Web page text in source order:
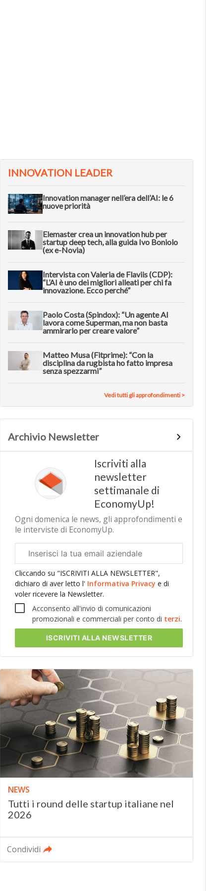
INNOVATION LEADER
Innovation manager nell’era dell’AI: le 6
nuove priorità
Elemaster crea un innovation hub per
startup deep tech, alla guida Ivo Boniolo
(ex e-Novia)
Intervista con Valeria de Flaviis (CDP):
“L’AI è uno dei migliori alleati per chi fa
innovazione. Ecco perché”
Paolo Costa (Spindox): “Un agente AI
lavora come Superman, ma non basta
ammirarlo per creare valore”
Matteo Musa (Fitprime): “Con la
disciplina da rugbista ho fatto impresa
senza spezzarmi”
Vedi tutti gli approfondimenti >
Archivio Newsletter
Iscriviti alla
newsletter
settimanale di
EconomyUp!
Ogni domenica le news, gli approfondimenti e
le interviste di EconomyUp.
aziendale
Cliccando su "ISCRIVITI ALLA NEWSLETTER",
dichiaro di aver letto l' Informativa Privacye di
voler ricevere la Newsletter.
Acconsento all'invio di comunicazioni
promozionali e commerciali per conto di terzi.
ISCRIVITI ALLA NEWSLETTER
NEWS
Tutti i round delle startup italiane nel
2026
Condividi